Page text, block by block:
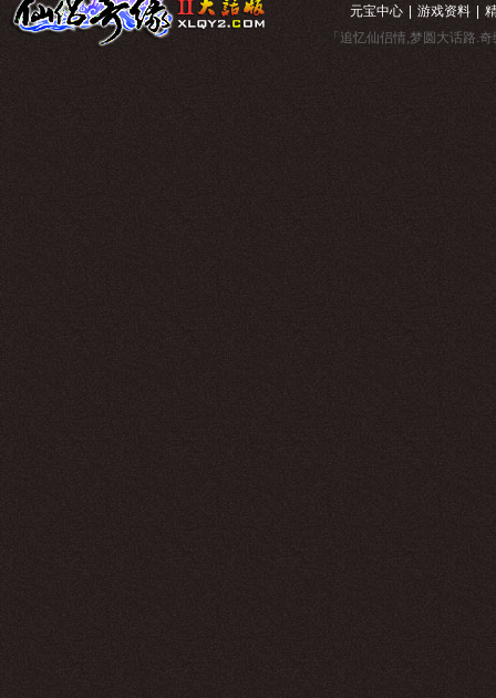
元宝中心
游戏资料
「追忆仙侣情,梦圆大话路.